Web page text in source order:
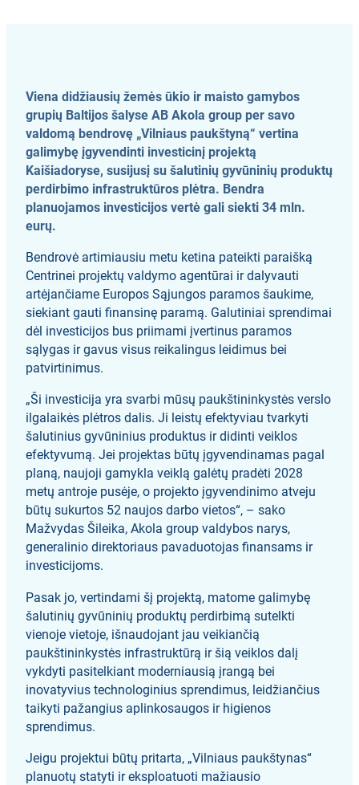
Viena didžiausių žemės ūkio ir maisto gamybos
grupių Baltijos šalyse AB Akola group per savo
valdomą bendrovę „Vilniaus paukštyną“ vertina
galimybę įgyvendinti investicinį projektą
Kaišiadoryse, susijusį su šalutinių gyvūninių produktų
perdirbimo infrastruktūros plėtra. Bendra
planuojamos investicijos vertė gali siekti 34 mln.
eurų.
Bendrovė artimiausiu metu ketina pateikti paraišką
Centrinei projektų valdymo agentūrai ir dalyvauti
artėjančiame Europos Sąjungos paramos šaukime,
siekiant gauti finansinę paramą. Galutiniai sprendimai
dėl investicijos bus priimami įvertinus paramos
sąlygas ir gavus visus reikalingus leidimus bei
patvirtinimus.
„Ši investicija yra svarbi mūsų paukštininkystės verslo
ilgalaikės plėtros dalis. Ji leistų efektyviau tvarkyti
šalutinius gyvūninius produktus ir didinti veiklos
efektyvumą. Jei projektas būtų įgyvendinamas pagal
planą, naujoji gamykla veiklą galėtų pradėti 2028
metų antroje pusėje, o projekto įgyvendinimo atveju
būtų sukurtos 52 naujos darbo vietos“, – sako
Mažvydas Šileika, Akola group valdybos narys,
generalinio direktoriaus pavaduotojas finansams ir
investicijoms.
Pasak jo, vertindami šį projektą, matome galimybę
šalutinių gyvūninių produktų perdirbimą sutelkti
vienoje vietoje, išnaudojant jau veikiančią
paukštininkystės infrastruktūrą ir šią veiklos dalį
vykdyti pasitelkiant moderniausią įrangą bei
inovatyvius technologinius sprendimus, leidžiančius
taikyti pažangius aplinkosaugos ir higienos
sprendimus.
Jeigu projektui būtų pritarta, „Vilniaus paukštynas“
planuotų statyti ir eksploatuoti mažiausio